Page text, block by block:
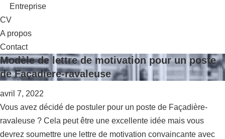
Entreprise
CV
A propos
Contact
Modèle de lettre de motivation pour un poste
de Façadière-ravaleuse
avril 7, 2022
Vous avez décidé de postuler pour un poste de Façadière-
ravaleuse ? Cela peut être une excellente idée mais vous
devrez soumettre une lettre de motivation convaincante avec